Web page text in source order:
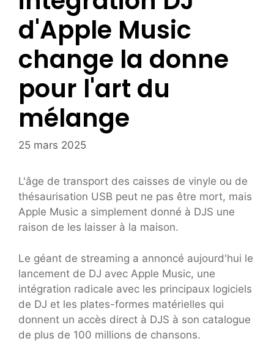
d'Apple Music
change la donne
pour l'art du
mélange
25 mars 2025
L'âge de transport des caisses de vinyle ou de
thésaurisation USB peut ne pas être mort, mais
Apple Music a simplement donné à DJS une
raison de les laisser à la maison.
Le géant de streaming a annoncé aujourd'hui le
lancement de DJ avec Apple Music, une
intégration radicale avec les principaux logiciels
de DJ et les plates-formes matérielles qui
donnent un accès direct à DJS à son catalogue
de plus de 100 millions de chansons.